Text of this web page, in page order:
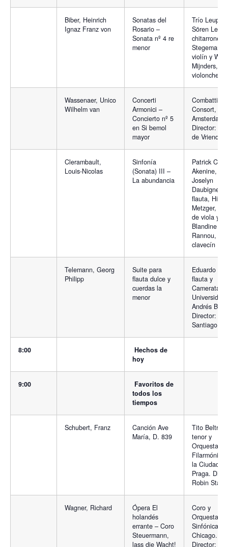
Biber, Heinrich
Ignaz Franz von
Sonatas del
Rosario –
Sonata nº 4 re
menor
Trío
Sören
chitarrone,
Stegeman,
violín y
Mijnders,
violonchelo
Wassenaer, Unico
Wilhelm van
Concerti
Armonici –
Concierto nº 5
en Si bemol
mayor
Consort,
Amsterdam.
Director:
de Vriend
Clerambault,
Louis-Nicolas
Sinfonía
(Sonata) III –
La abundancia
Patrick
Akenine,
Joselyn
Daubigney,
flauta, Hilary
Metzger,
de viola y
Blandine
Rannou,
clavecín
Telemann, Georg
Philipp
Suite para
flauta dulce y
cuerdas la
menor
Eduardo
flauta y
Camerata
Universidad
Andrés
Director:
Santiago
8:00
Hechos de
hoy
9:00
Favoritos de
todos los
tiempos
Schubert, Franz
Canción Ave
María, D. 839
Tito Beltran,
tenor y
Orquesta
Filarmónica
la Ciudad de
Praga.
Robin
Wagner, Richard
Ópera El
holandés
errante – Coro
Steuermann,
lass die Wacht!
Coro y
Orquesta
Sinfónica de
Chicago.
Director: